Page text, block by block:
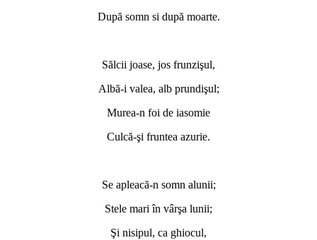
După somn si după moarte.
Sălcii joase, jos frunzişul,
Albă-i valea, alb prundişul;
Murea-n foi de iasomie
Culcă-şi fruntea azurie.
Se apleacă-n somn alunii;
Stele mari în vârşa lunii;
Şi nisipul, ca ghiocul,